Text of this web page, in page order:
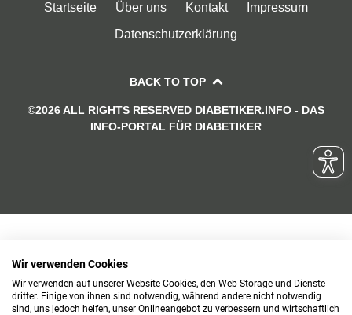
Startseite Über uns Kontakt
Impressum
Datenschutzerklärung
BACK TO TOP
©2026 ALL RIGHTS RESERVED DIABETIKER.INFO - DAS
INFO-PORTAL FÜR DIABETIKER
Wir verwenden Cookies
Wir verwenden auf unserer Website Cookies, den Web Storage und Dienste
dritter. Einige von ihnen sind notwendig, während andere nicht notwendig
sind, uns jedoch helfen, unser Onlineangebot zu verbessern und wirtschaftlich